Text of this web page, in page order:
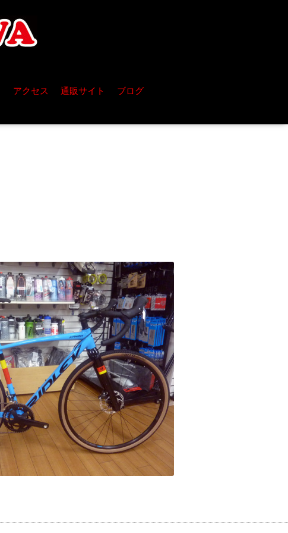
アクセス 通販サイト
ブログ